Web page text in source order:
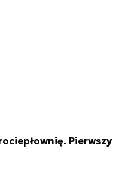
Pierwszy